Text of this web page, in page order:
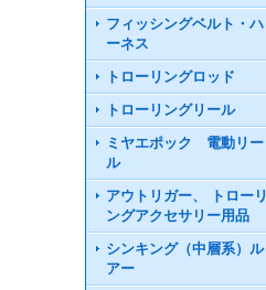
フィッシングベルト・ハ
ーネス
トローリングロッド
トローリングリール
ミヤエポック 電動リー
ル
アウトリガー、 トローリ
ングアクセサリー用品
シンキング（中層系）ル
アー